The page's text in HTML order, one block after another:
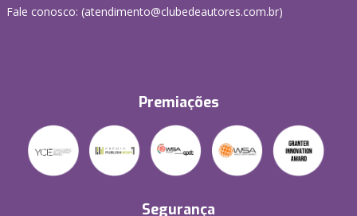
Fale conosco: (atendimento@clubedeautores.com.br)
Premiações
Segurança